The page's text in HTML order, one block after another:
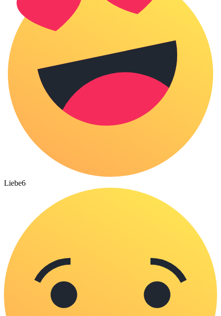
Liebe6